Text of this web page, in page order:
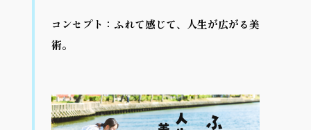
コンセプト：ふれて感じて、人生が広がる美
術。